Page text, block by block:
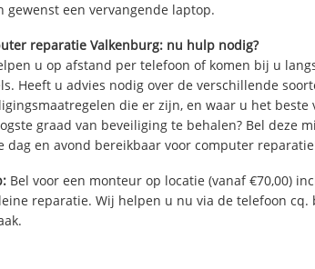
gewenst een vervangende laptop.
reparatie Valkenburg: nu hulp nodig?
u op afstand per telefoon of komen bij u
Heeft u advies nodig over de verschillende
die er zijn, en waar u het beste
graad van beveiliging te behalen? Bel deze
dag en avond bereikbaar voor computer
Bel voor een monteur op locatie (vanaf €70,00)
reparatie. Wij helpen u nu via de telefoon cq.